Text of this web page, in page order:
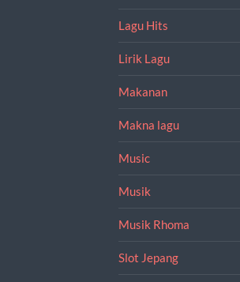
Lagu Hits
Lirik Lagu
Makanan
Makna lagu
Music
Musik
Musik Rhoma
Slot Jepang